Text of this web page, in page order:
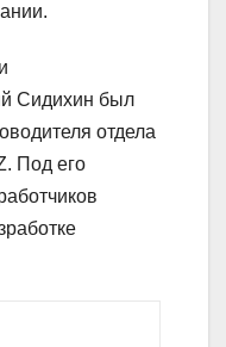
Сидихин был
отдела
Под его